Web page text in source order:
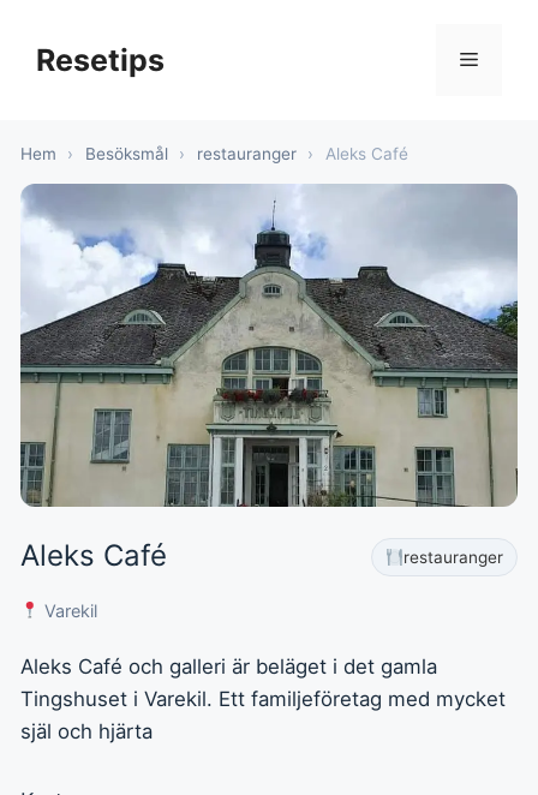
innehållResetips Meny
Hem › Besöksmål › restauranger › Aleks Café
Aleks Café restauranger
Varekil
Aleks Café och galleri är beläget i det gamla
Tingshuset i Varekil. Ett familjeföretag med mycket
själ och hjärta